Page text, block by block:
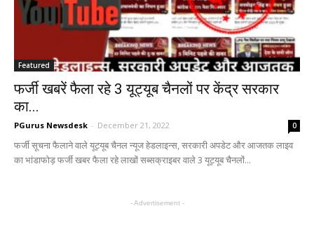
Featured
फर्जी खबरें फैला रहे 3 यूट्यूब चैनलों पर केंद्र सरकार
का...
PGurus Newsdesk - December 21, 2022 0
फर्जी सूचना फैलाने वाले यूट्यूब चैनल न्यूज हेडलाइन्स, सरकारी अपडेट और आजतक लाइव
का भांडाफोड़ फर्जी खबर फैला रहे लाखों सब्सक्राइबर वाले 3 यूट्यूब चैनलों...
- Advertisement -